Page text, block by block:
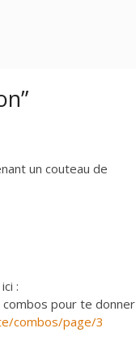
un couteau de
:
pour te donner
combos/page/3